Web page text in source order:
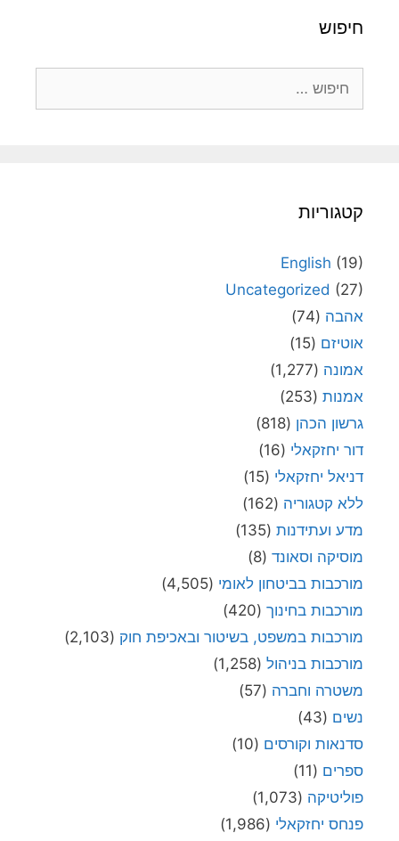
חיפוש
קטגוריות
English (19)
Uncategorized (27)
אהבה (74)
אוטיזם (15)
אמונה (1,277)
אמנות (253)
גרשון הכהן (818)
דור יחזקאלי (16)
דניאל יחזקאלי (15)
ללא קטגוריה (162)
מדע ועתידנות (135)
מוסיקה וסאונד (8)
מורכבות בביטחון לאומי (4,505)
מורכבות בחינוך (420)
מורכבות במשפט, בשיטור ובאכיפת חוק (2,103)
מורכבות בניהול (1,258)
משטרה וחברה (57)
נשים (43)
סדנאות וקורסים (10)
ספרים (11)
פוליטיקה (1,073)
פנחס יחזקאלי (1,986)